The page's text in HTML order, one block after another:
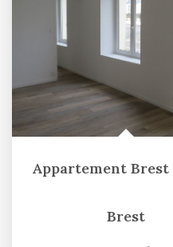
Brest